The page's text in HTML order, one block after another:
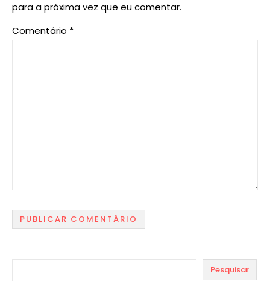
para a próxima vez que eu comentar.
Comentário *
Pesquisar